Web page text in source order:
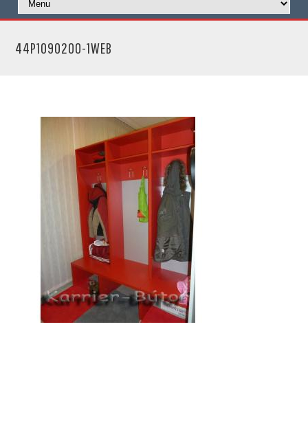
44P1090200-1WEB